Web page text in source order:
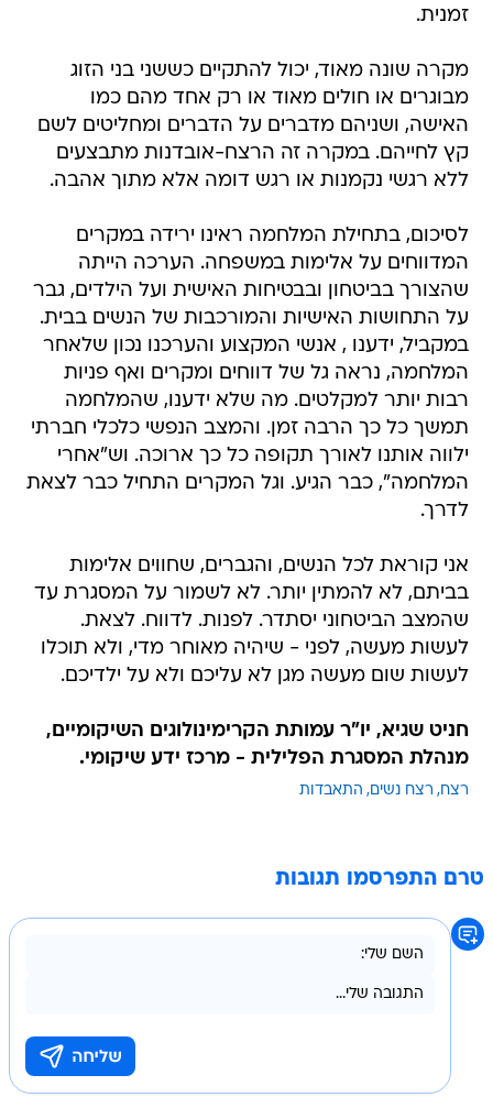
זמנית.
מקרה שונה מאוד, יכול להתקיים כששני בני הזוג
מבוגרים או חולים מאוד או רק אחד מהם כמו
האישה, ושניהם מדברים על הדברים ומחליטים לשם
קץ לחייהם. במקרה זה הרצח-אובדנות מתבצעים
ללא רגשי נקמנות או רגש דומה אלא מתוך אהבה.
לסיכום, בתחילת המלחמה ראינו ירידה במקרים
המדווחים על אלימות במשפחה. הערכה הייתה
שהצורך בביטחון ובבטיחות האישית ועל הילדים, גבר
על התחושות האישיות והמורכבות של הנשים בבית.
במקביל, ידענו , אנשי המקצוע והערכנו נכון שלאחר
המלחמה, נראה גל של דווחים ומקרים ואף פניות
רבות יותר למקלטים. מה שלא ידענו, שהמלחמה
תמשך כל כך הרבה זמן. והמצב הנפשי כלכלי חברתי
ילווה אותנו לאורך תקופה כל כך ארוכה. וש"אחרי
המלחמה", כבר הגיע. וגל המקרים התחיל כבר לצאת
לדרך.
אני קוראת לכל הנשים, והגברים, שחווים אלימות
בביתם, לא להמתין יותר. לא לשמור על המסגרת עד
שהמצב הביטחוני יסתדר. לפנות. לדווח. לצאת.
לעשות מעשה, לפני - שיהיה מאוחר מדי, ולא תוכלו
לעשות שום מעשה מגן לא עליכם ולא על ילדיכם.
חניט שגיא, יו"ר עמותת הקרימינולוגים השיקומיים,
מנהלת המסגרת הפלילית - מרכז ידע שיקומי.
רצח רצח נשים התאבדות
טרם התפרסמו תגובות